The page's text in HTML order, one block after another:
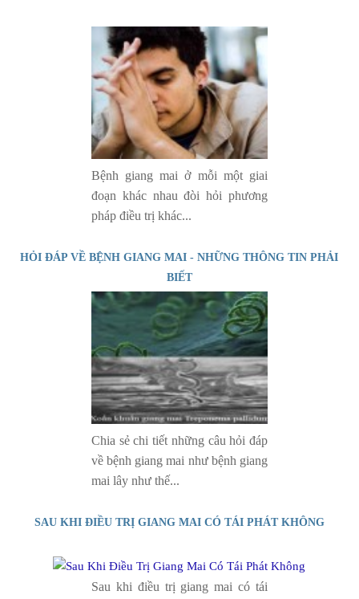
Bệnh giang mai ở mỗi một giai
đoạn khác nhau đòi hỏi phương
pháp điều trị khác...
HỎI ĐÁP VỀ BỆNH GIANG MAI - NHỮNG THÔNG TIN PHẢI
BIẾT
Chia sẻ chi tiết những câu hỏi đáp
về bệnh giang mai như bệnh giang
mai lây như thế...
SAU KHI ĐIỀU TRỊ GIANG MAI CÓ TÁI PHÁT KHÔNG
Sau khi điều trị giang mai có tái